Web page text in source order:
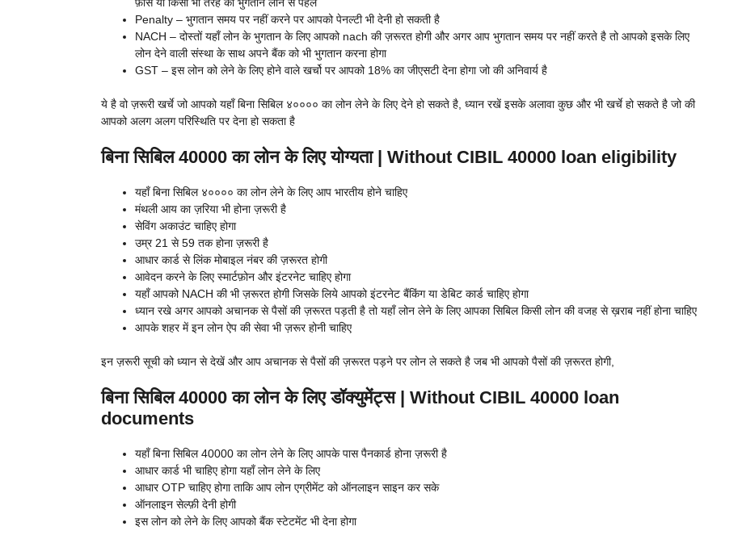
Penalty – भुगतान समय पर नहीं करने पर आपको पेनल्टी भी देनी हो सकती है
NACH – दोस्तों यहाँ लोन के भुगतान के लिए आपको nach की ज़रूरत होगी और अगर आप भुगतान समय पर नहीं करते है तो आपको इसके लिए
लोन देने वाली संस्था के साथ अपने बैंक को भी भुगतान करना होगा
GST – इस लोन को लेने के लिए होने वाले खर्चो पर आपको 18% का जीएसटी देना होगा जो की अनिवार्य है
ये है वो ज़रूरी खर्चे जो आपको यहाँ बिना सिबिल ४०००० का लोन लेने के लिए देने हो सकते है, ध्यान रखें इसके अलावा कुछ और भी खर्चे हो सकते है जो की
आपको अलग अलग परिस्थिति पर देना हो सकता है
बिना सिबिल 40000 का लोन के लिए योग्यता | Without CIBIL 40000 loan eligibility
यहाँ बिना सिबिल ४०००० का लोन लेने के लिए आप भारतीय होने चाहिए
मंथली आय का ज़रिया भी होना ज़रूरी है
सेविंग अकाउंट चाहिए होगा
उम्र 21 से 59 तक होना ज़रूरी है
आधार कार्ड से लिंक मोबाइल नंबर की ज़रूरत होगी
आवेदन करने के लिए स्मार्टफ़ोन और इंटरनेट चाहिए होगा
यहाँ आपको NACH की भी ज़रूरत होगी जिसके लिये आपको इंटरनेट बैंकिंग या डेबिट कार्ड चाहिए होगा
ध्यान रखे अगर आपको अचानक से पैसों की ज़रूरत पड़ती है तो यहाँ लोन लेने के लिए आपका सिबिल किसी लोन की वजह से ख़राब नहीं होना चाहिए
आपके शहर में इन लोन ऐप की सेवा भी ज़रूर होनी चाहिए
इन ज़रूरी सूची को ध्यान से देखें और आप अचानक से पैसों की ज़रूरत पड़ने पर लोन ले सकते है जब भी आपको पैसों की ज़रूरत होगी,
बिना सिबिल 40000 का लोन के लिए डॉक्युमेंट्स | Without CIBIL 40000 loan
documents
यहाँ बिना सिबिल 40000 का लोन लेने के लिए आपके पास पैनकार्ड होना ज़रूरी है
आधार कार्ड भी चाहिए होगा यहाँ लोन लेने के लिए
आधार OTP चाहिए होगा ताकि आप लोन एग्रीमेंट को ऑनलाइन साइन कर सके
ऑनलाइन सेल्फ़ी देनी होगी
इस लोन को लेने के लिए आपको बैंक स्टेटमेंट भी देना होगा